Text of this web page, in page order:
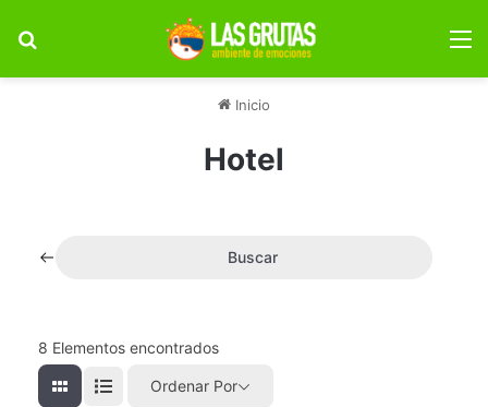
Inicio
Hotel
Buscar
8 Elementos encontrados
Ordenar Por